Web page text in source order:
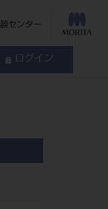
センター
ログイン